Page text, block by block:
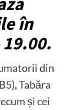
în
din
Tabăra
și cei